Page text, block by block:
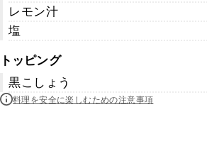
レモン汁
塩
トッピング
黒こしょう
料理を安全に楽しむための注意事項